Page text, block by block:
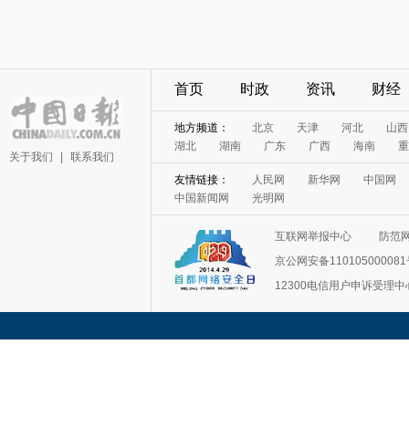
关于我们 联系我们
首页 时政 资讯 财经
地方频道： 北京 天津 河北
山西
湖北
湖南 广东 广西 海南
友情链接： 人民网 新华网
中国网
中国新闻网
光明网
互联网举报中心
防范
京公网安备110105000081
12300电信用户申诉受理中